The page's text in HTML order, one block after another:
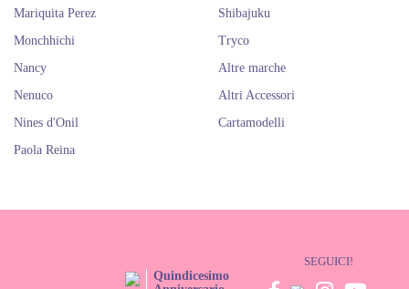
Mariquita Perez
Monchhichi
Nancy
Nenuco
Nines d'Onil
Paola Reina
Shibajuku
Tryco
Altre marche
Altri Accessori
Cartamodelli
Quindicesimo
SEGUICI!